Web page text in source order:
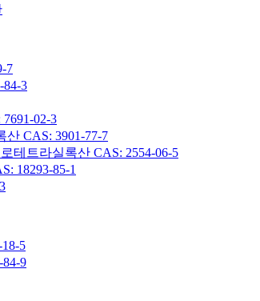
7
3
02-3
CAS: 3901-77-7
테트라실록산 CAS: 2554-06-5
18293-85-1
5
9